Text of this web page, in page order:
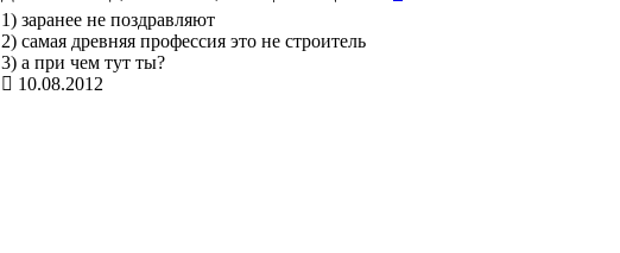
1) заранее не поздравляют
2) самая древняя профессия это не строитель
3) а при чем тут ты?
10.08.2012